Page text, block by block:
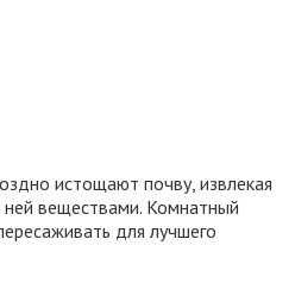
истощают почву, извлекая
веществами. Комнатный
для лучшего